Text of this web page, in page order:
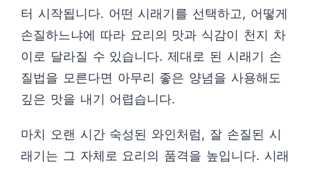
터 시작됩니다. 어떤 시래기를 선택하고, 어떻게
손질하느냐에 따라 요리의 맛과 식감이 천지 차
이로 달라질 수 있습니다. 제대로 된 시래기 손
질법을 모른다면 아무리 좋은 양념을 사용해도
깊은 맛을 내기 어렵습니다.
마치 오랜 시간 숙성된 와인처럼, 잘 손질된 시
래기는 그 자체로 요리의 품격을 높입니다. 시래